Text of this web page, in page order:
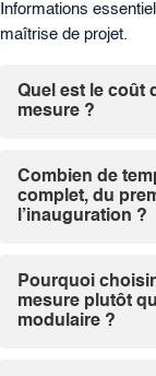
Informations
maîtrise de projet.
Quel est le coût
mesure ?
Combien de
complet, du
l’inauguration ?
Pourquoi
mesure plutôt
modulaire ?